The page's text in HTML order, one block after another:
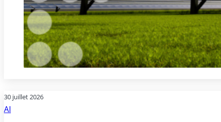
30 juillet 2026
AI